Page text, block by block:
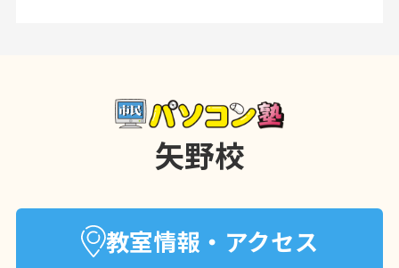
矢野校
教室情報・アクセス